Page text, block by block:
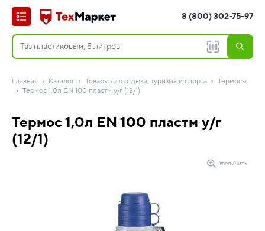
8 (800) 302-75-97
Главная Каталог Товары для отдыха, туризма и спорта
Термосы
Термос 1,0л EN 100 пластм у/г (12/1)
Термос 1,0л EN 100 пластм у/г
(12/1)
Увеличить